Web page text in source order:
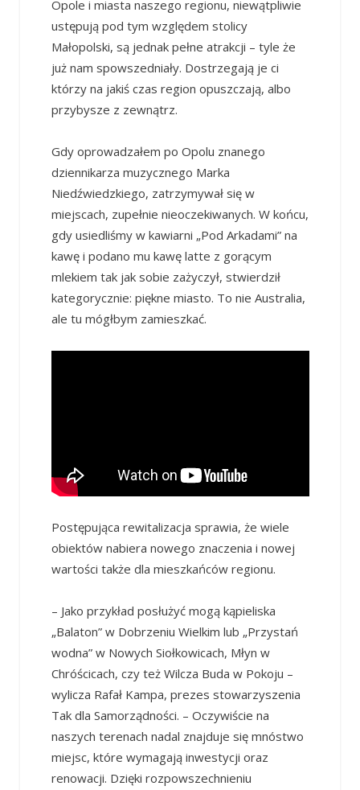
Opole i miasta naszego regionu, niewątpliwie
ustępują pod tym względem stolicy
Małopolski, są jednak pełne atrakcji – tyle że
już nam spowszedniały. Dostrzegają je ci
którzy na jakiś czas region opuszczają, albo
przybysze z zewnątrz.
Gdy oprowadzałem po Opolu znanego
dziennikarza muzycznego Marka
Niedźwiedzkiego, zatrzymywał się w
miejscach, zupełnie nieoczekiwanych. W końcu,
gdy usiedliśmy w kawiarni „Pod Arkadami” na
kawę i podano mu kawę latte z gorącym
mlekiem tak jak sobie zażyczył, stwierdził
kategorycznie: piękne miasto. To nie Australia,
ale tu mógłbym zamieszkać.
Postępująca rewitalizacja sprawia, że wiele
obiektów nabiera nowego znaczenia i nowej
wartości także dla mieszkańców regionu.
– Jako przykład posłużyć mogą kąpieliska
„Balaton” w Dobrzeniu Wielkim lub „Przystań
wodna” w Nowych Siołkowicach, Młyn w
Chróścicach, czy też Wilcza Buda w Pokoju –
wylicza Rafał Kampa, prezes stowarzyszenia
Tak dla Samorządności. – Oczywiście na
naszych terenach nadal znajduje się mnóstwo
miejsc, które wymagają inwestycji oraz
renowacji. Dzięki rozpowszechnieniu